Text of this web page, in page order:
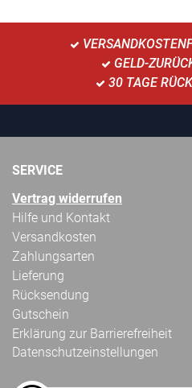
GELD-
30 TAGE
SERVICE
Vertrag widerrufen
Hilfe und Kontakt
Versandkosten
Zahlungsarten
Lieferung
Rücksendung
Gutschein
Erklärung zur Barrierefreiheit
Datenschutzeinstellungen